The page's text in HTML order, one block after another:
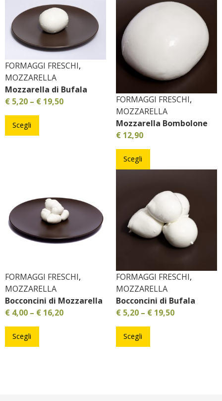
FORMAGGI FRESCHI,
MOZZARELLA
Mozzarella di Bufala
€ 5,20 – € 19,50
Scegli
FORMAGGI FRESCHI,
MOZZARELLA
Mozzarella Bombolone
€ 12,90
Scegli
FORMAGGI FRESCHI,
MOZZARELLA
Bocconcini di Mozzarella
€ 4,00 – € 16,20
Scegli
FORMAGGI FRESCHI,
MOZZARELLA
Bocconcini di Bufala
€ 5,20 – € 19,50
Scegli